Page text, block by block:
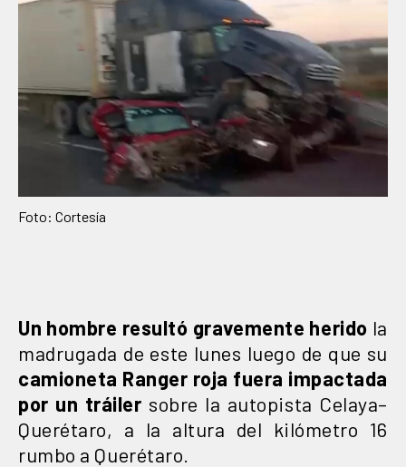
Foto: Cortesía
Un hombre resultó gravemente herido la
madrugada de este lunes luego de que su
camioneta Ranger roja fuera impactada
por un tráiler sobre la autopista Celaya–
Querétaro, a la altura del kilómetro 16
rumbo a Querétaro.